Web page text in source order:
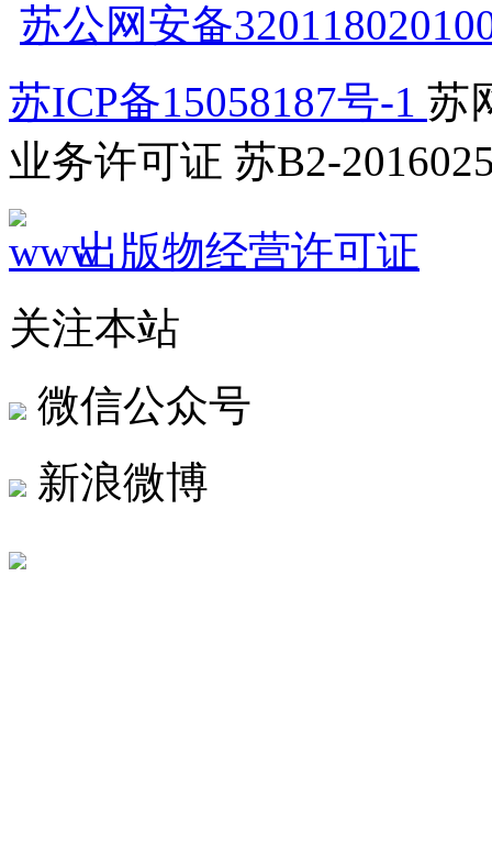
苏公网安备
苏ICP备15058187号-1 苏
业务许可证 苏B2-
出版物经营许可证
关注本站
微信公众号
新浪微博